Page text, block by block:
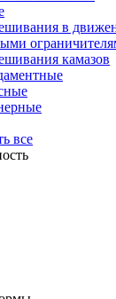
в
камазов
все